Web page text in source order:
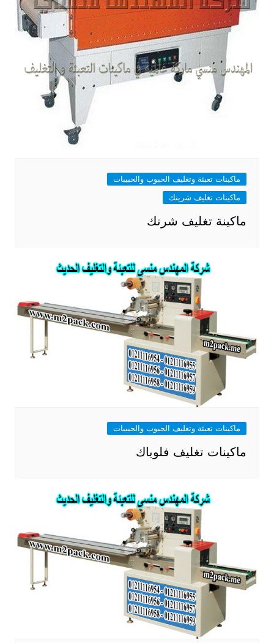
ماكينات تعبئة وتغليف الحبوب والحبيبات
ماكينات تغليف شرينك
ماكينة تغليف شرنك
ماكينات تعبئة وتغليف الحبوب والحبيبات
ماكينات تغليف فلوباك